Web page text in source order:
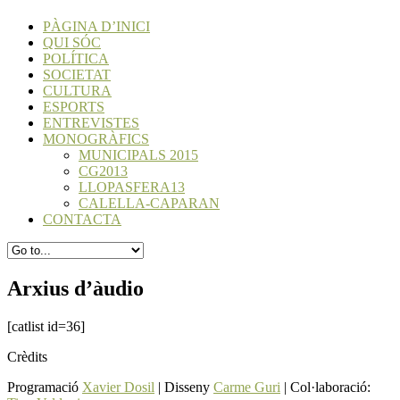
PÀGINA D’INICI
QUI SÓC
POLÍTICA
SOCIETAT
CULTURA
ESPORTS
ENTREVISTES
MONOGRÀFICS
MUNICIPALS 2015
CG2013
LLOPASFERA13
CALELLA-CAPARAN
CONTACTA
Arxius d’àudio
[catlist id=36]
Crèdits
Programació Xavier Dosil | Disseny Carme Guri | Col·laboració: